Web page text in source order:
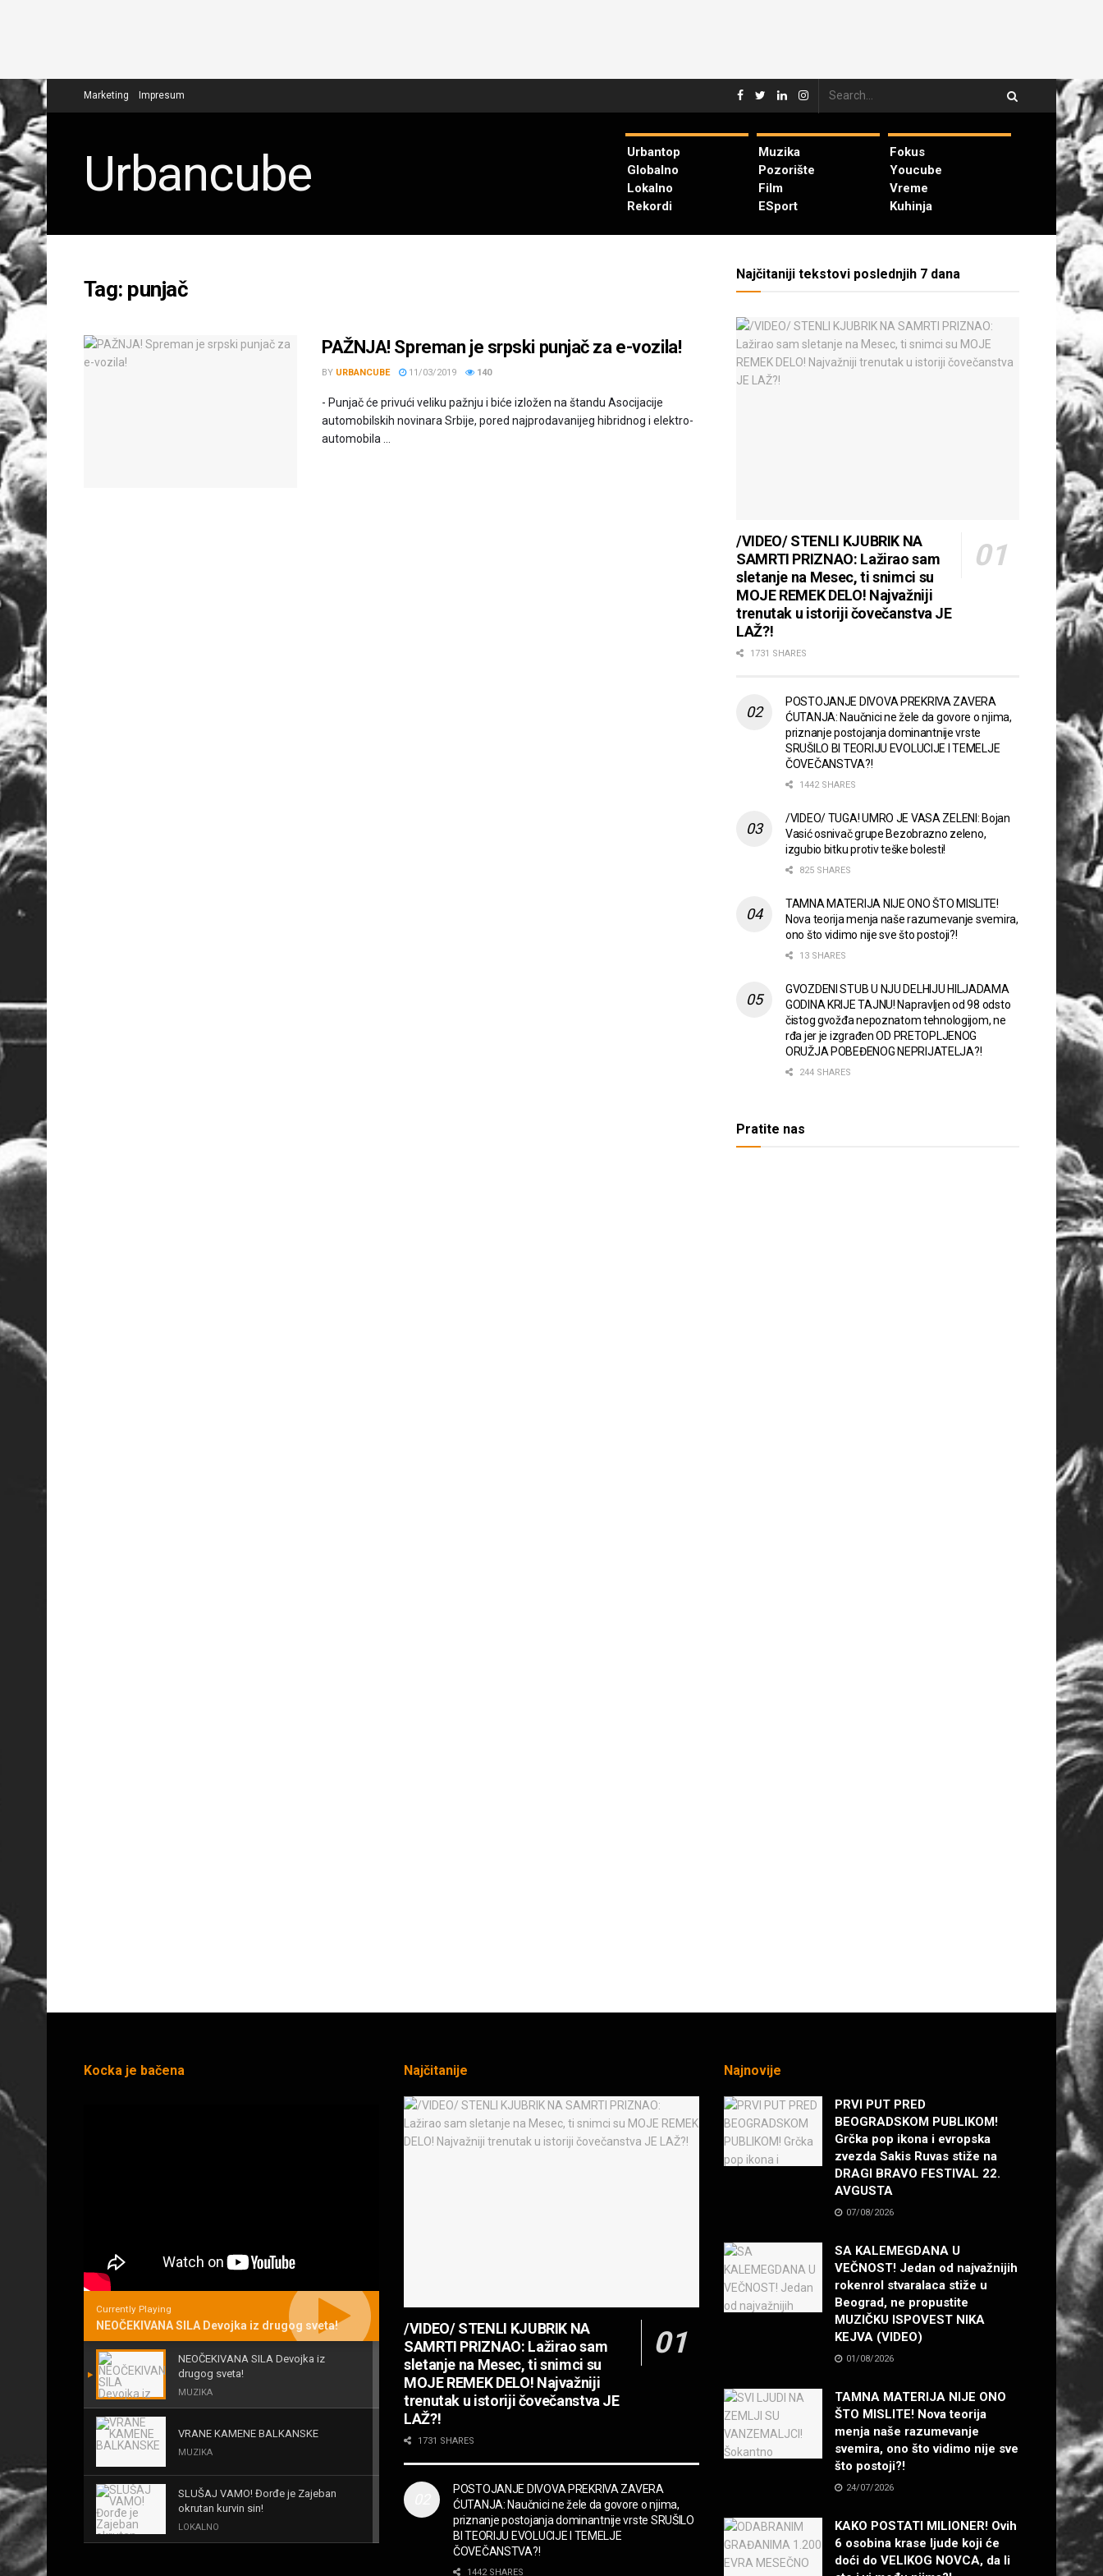
Marketing Impresum
Urbancube
Urbantop
Globalno
Lokalno
Rekordi
Muzika
Pozorište
Film
ESport
Fokus
Youcube
Vreme
Kuhinja
Tag: punjač
PAŽNJA! Spreman je srpski punjač za e-vozila!
BY URBANCUBE 11/03/2019 140
- Punjač će privući veliku pažnju i biće izložen na štandu Asocijacije
automobilskih novinara Srbije, pored najprodavanijeg hibridnog i elektro-
automobila ...
Najčitaniji tekstovi poslednjih 7 dana
/VIDEO/ STENLI KJUBRIK NA
SAMRTI PRIZNAO: Lažirao sam
sletanje na Mesec, ti snimci su
MOJE REMEK DELO! Najvažniji
trenutak u istoriji čovečanstva JE
LAŽ?!
1731 SHARES
POSTOJANJE DIVOVA PREKRIVA ZAVERA
ĆUTANJA: Naučnici ne žele da govore o njima,
priznanje postojanja dominantnije vrste
SRUŠILO BI TEORIJU EVOLUCIJE I TEMELJE
ČOVEČANSTVA?!
1442 SHARES
/VIDEO/ TUGA! UMRO JE VASA ZELENI: Bojan
Vasić osnivač grupe Bezobrazno zeleno,
izgubio bitku protiv teške bolesti!
825 SHARES
TAMNA MATERIJA NIJE ONO ŠTO MISLITE!
Nova teorija menja naše razumevanje svemira,
ono što vidimo nije sve što postoji?!
13 SHARES
GVOZDENI STUB U NJU DELHIJU HILJADAMA
GODINA KRIJE TAJNU! Napravljen od 98 odsto
čistog gvožđa nepoznatom tehnologijom, ne
rđa jer je izgrađen OD PRETOPLJENOG
ORUŽJA POBEĐENOG NEPRIJATELJA?!
244 SHARES
Pratite nas
Kocka je bačena
Currently Playing
NEOČEKIVANA SILA Devojka iz drugog sveta!
NEOČEKIVANA SILA Devojka iz
drugog sveta!
MUZIKA
VRANE KAMENE BALKANSKE
MUZIKA
SLUŠAJ VAMO! Đorđe je Zajeban
okrutan kurvin sin!
LOKALNO
Najčitanije
/VIDEO/ STENLI KJUBRIK NA
SAMRTI PRIZNAO: Lažirao sam
sletanje na Mesec, ti snimci su
MOJE REMEK DELO! Najvažniji
trenutak u istoriji čovečanstva JE
LAŽ?!
1731 SHARES
POSTOJANJE DIVOVA PREKRIVA ZAVERA
ĆUTANJA: Naučnici ne žele da govore o njima,
priznanje postojanja dominantnije vrste SRUŠILO
BI TEORIJU EVOLUCIJE I TEMELJE
ČOVEČANSTVA?!
1442 SHARES
Najnovije
PRVI PUT PRED
BEOGRADSKOM PUBLIKOM!
Grčka pop ikona i evropska
zvezda Sakis Ruvas stiže na
DRAGI BRAVO FESTIVAL 22.
AVGUSTA
07/08/2026
SA KALEMEGDANA U
VEČNOST! Jedan od najvažnijih
rokenrol stvaralaca stiže u
Beograd, ne propustite
MUZIČKU ISPOVEST NIKA
KEJVA (VIDEO)
01/08/2026
TAMNA MATERIJA NIJE ONO
ŠTO MISLITE! Nova teorija
menja naše razumevanje
svemira, ono što vidimo nije sve
što postoji?!
24/07/2026
KAKO POSTATI MILIONER! Ovih
6 osobina krase ljude koji će
doći do VELIKOG NOVCA, da li